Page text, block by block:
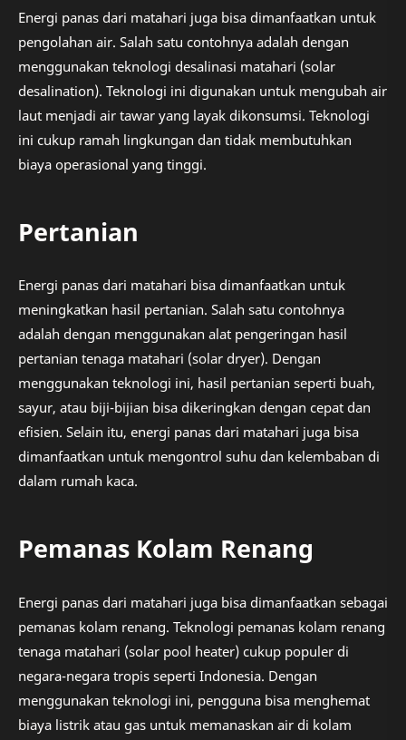
Energi panas dari matahari juga bisa dimanfaatkan untuk
pengolahan air. Salah satu contohnya adalah dengan
menggunakan teknologi desalinasi matahari (solar
desalination). Teknologi ini digunakan untuk mengubah air
laut menjadi air tawar yang layak dikonsumsi. Teknologi
ini cukup ramah lingkungan dan tidak membutuhkan
biaya operasional yang tinggi.
Pertanian
Energi panas dari matahari bisa dimanfaatkan untuk
meningkatkan hasil pertanian. Salah satu contohnya
adalah dengan menggunakan alat pengeringan hasil
pertanian tenaga matahari (solar dryer). Dengan
menggunakan teknologi ini, hasil pertanian seperti buah,
sayur, atau biji-bijian bisa dikeringkan dengan cepat dan
efisien. Selain itu, energi panas dari matahari juga bisa
dimanfaatkan untuk mengontrol suhu dan kelembaban di
dalam rumah kaca.
Pemanas Kolam Renang
Energi panas dari matahari juga bisa dimanfaatkan sebagai
pemanas kolam renang. Teknologi pemanas kolam renang
tenaga matahari (solar pool heater) cukup populer di
negara-negara tropis seperti Indonesia. Dengan
menggunakan teknologi ini, pengguna bisa menghemat
biaya listrik atau gas untuk memanaskan air di kolam